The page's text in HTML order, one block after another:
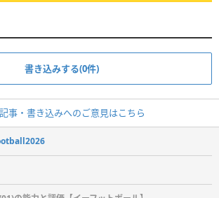
書き込みする(0件)
記事・書き込みへのご意見はこちら